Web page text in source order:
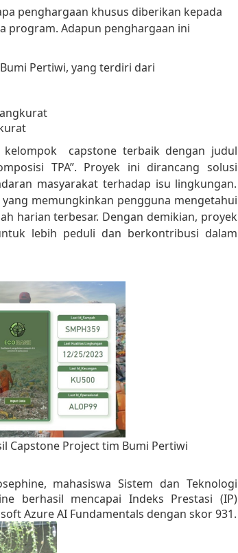
penghargaan khusus diberikan kepada
program. Adapun penghargaan ini
Pertiwi, yang terdiri dari
capstone terbaik dengan judul
TPA”. Proyek ini dirancang solusi
masyarakat terhadap isu lingkungan.
memungkinkan pengguna mengetahui
harian terbesar. Dengan demikian, proyek
lebih peduli dan berkontribusi dalam
Capstone Project tim Bumi Pertiwi
mahasiswa Sistem dan Teknologi
berhasil mencapai Indeks Prestasi (IP)
Azure AI Fundamentals dengan skor 931.